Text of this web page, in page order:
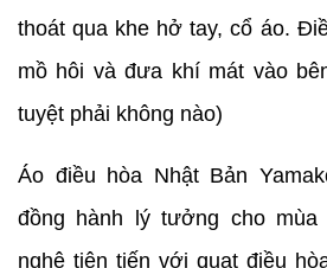
thoát qua khe hở tay, cổ áo.
mồ hôi và đưa khí mát vào
tuyệt phải không nào)
Áo điều hòa Nhật Bản
đồng hành lý tưởng cho mùa
nghệ tiên tiến với quạt điều